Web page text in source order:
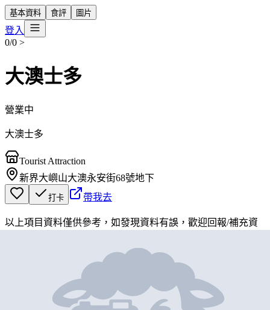
基本資料 食評 圖片
登入
0/0 >
大澳士多
營業中
大澳士多
Tourist Attraction
新界大嶼山大澳永安街68號地下
打卡 帶我去
以上項目資料僅供參考，如發現資料有誤，歡迎回報/補充資